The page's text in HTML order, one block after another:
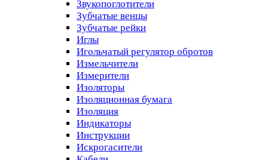
Звукопоглотители
Зубчатые венцы
Зубчатые рейки
Иглы
Игольчатый регулятор обротов
Измельчители
Измерители
Изоляторы
Изоляционная бумага
Изоляция
Индикаторы
Инструкции
Искрогасители